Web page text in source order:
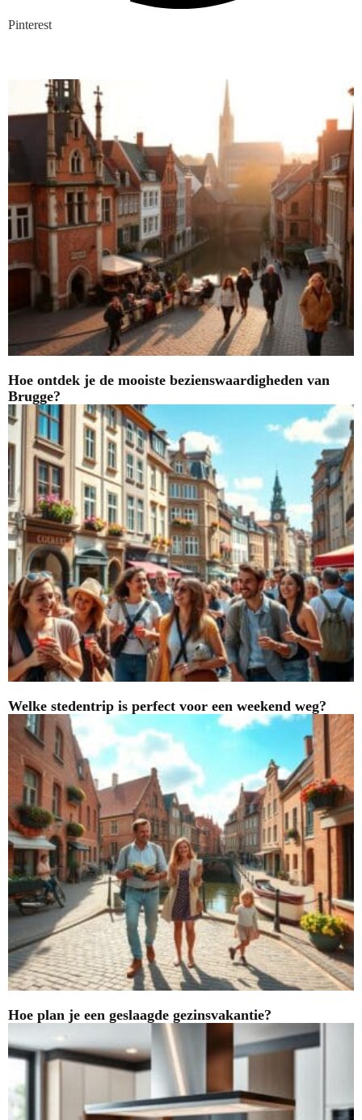
Pinterest
Hoe ontdek je de mooiste bezienswaardigheden van
Brugge?
Welke stedentrip is perfect voor een weekend weg?
Hoe plan je een geslaagde gezinsvakantie?